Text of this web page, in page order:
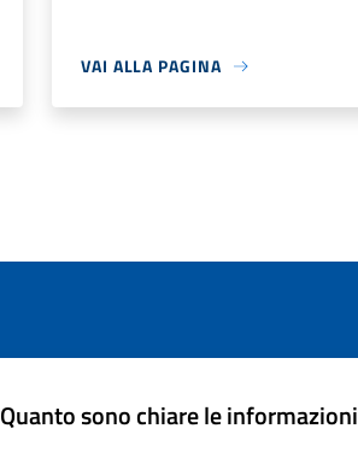
VAI ALLA PAGINA
Quanto sono chiare le